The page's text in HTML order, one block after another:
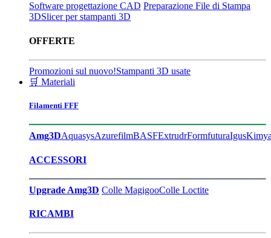
Software progettazione CAD Preparazione File di Stampa
3DSlicer per stampanti 3D
OFFERTE
Promozioni sul nuovo!Stampanti 3D usate
🛒 Materiali
Filamenti FFF
Amg3DAquasysAzurefilmBASFExtrudrFormfuturaIgus
ACCESSORI
Upgrade Amg3D Colle MagigooColle Loctite
RICAMBI